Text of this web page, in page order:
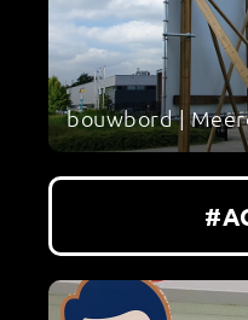
bouwbord |